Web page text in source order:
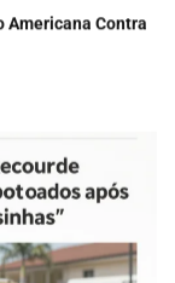
Contra